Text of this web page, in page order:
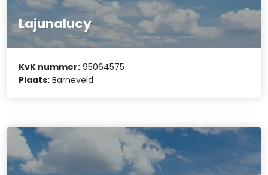
Lajunalucy
KvK nummer: 95064575
Plaats: Barneveld